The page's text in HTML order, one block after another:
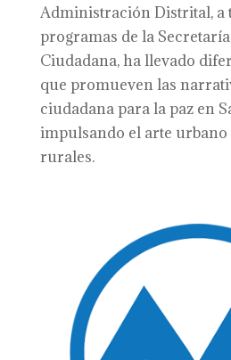
Administración Distrital, a
programas de la
Ciudadana, ha llevado
que promueven las
ciudadana para la paz en
impulsando el arte urbano
rurales.